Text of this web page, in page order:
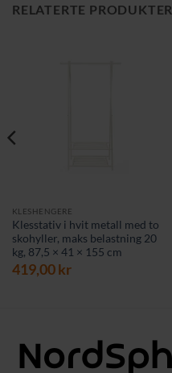
RELATERTE PRODUKTER
KLESHENGERE
Klesstativ i hvit metall med to
skohyller, maks belastning 20
kg, 87,5 × 41 × 155 cm
419,00kr